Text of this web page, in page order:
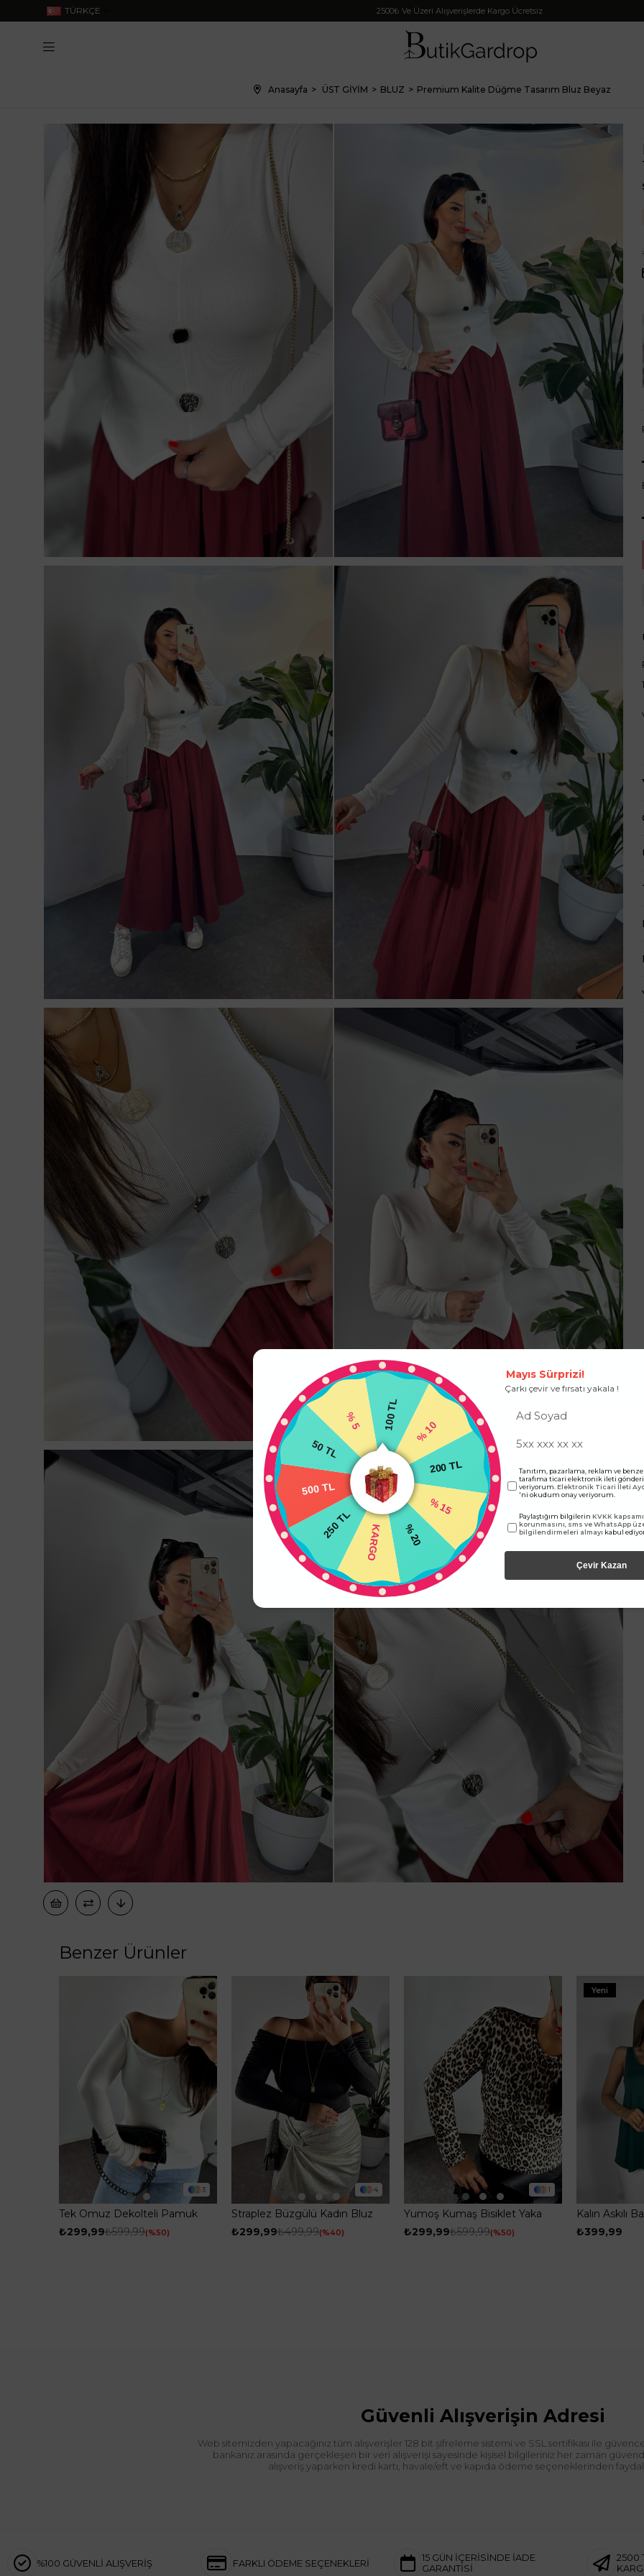
TÜRKÇE 2500₺ Ve Üzeri Alışverişlerde Kargo Ücretsiz
Anasayfa ÜST GİYİM BLUZ Premium Kalite Düğme Tasarım Bluz Beyaz
Benzer Ürünler
3
Tek Omuz Dekolteli Pamuk
Kumaş Kadın Body Ekru
₺299,99₺599,99 %50
4
Straplez Büzgülü Kadın Bluz
Siyah
₺299,99₺499,99 %40
1
Yumoş Kumaş Bisiklet Yaka
Leopar Kadın Bluz Leopar
₺299,99₺599,99 %50
Kalın Askılı
₺399,99
Yeni
Güvenli Alışverişin Adresi
Web sitemizden yapacağınız tüm alışverişler 128 bit şifreleme sistemi ve SSL sertifikası ile
bankanız arasında gerçekleşen bir veri alışverişi sayesinde kişisel bilgileriniz her zaman
alışveriş yaparken kredi kartı, havale/eft ve kapıda ödeme seçeneklerinden
%100 GÜVENLİ ALIŞVERİŞ FARKLI ÖDEME SEÇENEKLERİ
15 GÜN İÇERİSİNDE İADE
GARANTİSİ
2500
100 TL % 10
200 TL
% 15
% 20
KARGO
250 TL
500 TL
50 TL
% 5
Mayıs Sürprizi!
Çarkı çevir ve fırsatı yakala !
Tanıtım, pazarlama, reklam ve
tarafıma ticari elektronik ileti
veriyorum. Elektronik Ticari İleti
'ni okudum onay veriyorum.
Paylaştığım bilgilerin KVKK
korunmasını, sms ve WhatsApp
bilgilendirmeleri almayı kabul
Çevir Kazan